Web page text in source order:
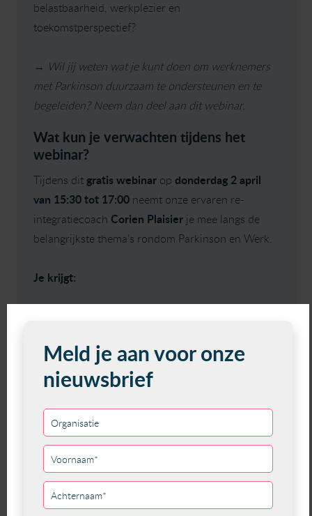
belastbaarheid, werkplezier en
toekomstperspectief?
→ Wil jij weten wat je kunt doen om werknemers
met Parkinson duurzaam te ondersteunen en te
begeleiden? Neem dan deel aan dit webinar.
Wat kun je verwachten tijdens het
webinar?
Tijdens dit gratis webinar op donderdag 2 april
van 15:30 tot 17:00 neemt onze ervaren re-
integratiecoach Corien Plaisier je mee langs de
belangrijkste thema’s rondom Parkinson en Werk.
Je krijgt:
praktische handvatten voor het voeren van
goede gesprekken en het realiseren van
passende oplossingen;
duidelijkheid over de rol van werkgever, HR en
casemanagement binnen wet- en regelgeving;
inspirerende praktijkvoorbeelden en volop
ruimte om je eigen vragen te stellen.
Details voor deelname